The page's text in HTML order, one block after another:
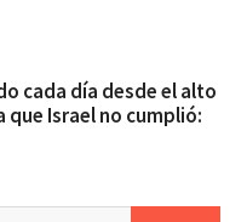
cada día desde el alto
que Israel no cumplió: